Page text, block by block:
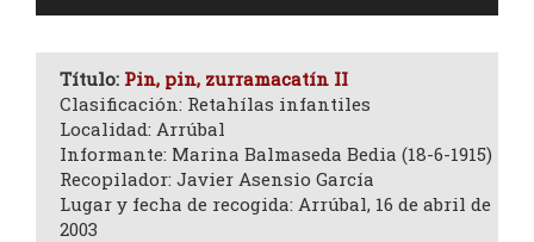
Título: Pin, pin, zurramacatín II
Clasificación: Retahílas infantiles
Localidad: Arrúbal
Informante: Marina Balmaseda Bedia (18-6-1915)
Recopilador: Javier Asensio García
Lugar y fecha de recogida: Arrúbal, 16 de abril de
2003